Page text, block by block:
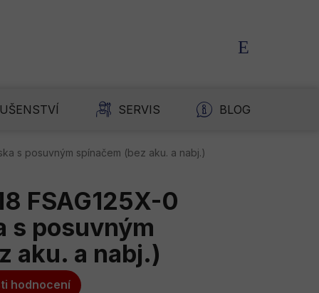
SERVIS BLOG
s posuvným spínačem (bez aku. a nabj.)
FSAG125X-0
s posuvným
aku. a nabj.)
hodnocení